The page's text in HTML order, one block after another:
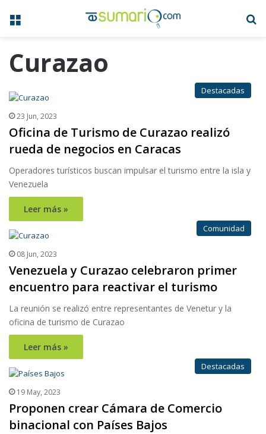
Menú
Curazao
Destacadas
23 Jun, 2023
Oficina de Turismo de Curazao realizó
rueda de negocios en Caracas
Operadores turísticos buscan impulsar el turismo entre la isla y
Venezuela
Leer más »
Comunidad
08 Jun, 2023
Venezuela y Curazao celebraron primer
encuentro para reactivar el turismo
La reunión se realizó entre representantes de Venetur y la
oficina de turismo de Curazao
Leer más »
Destacadas
19 May, 2023
Proponen crear Cámara de Comercio
binacional con Países Bajos